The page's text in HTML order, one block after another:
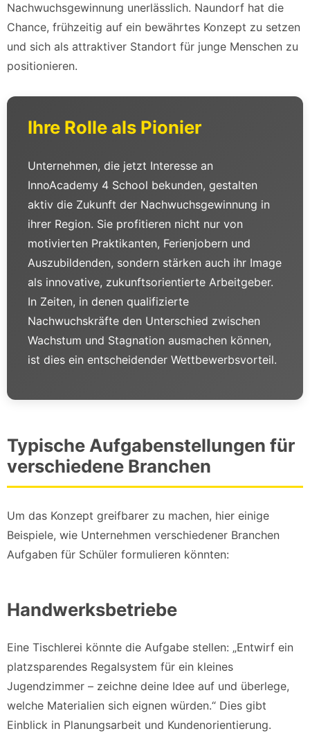
Nachwuchsgewinnung unerlässlich. Naundorf hat die
Chance, frühzeitig auf ein bewährtes Konzept zu setzen
und sich als attraktiver Standort für junge Menschen zu
positionieren.
Ihre Rolle als Pionier
Unternehmen, die jetzt Interesse an
InnoAcademy 4 School bekunden, gestalten
aktiv die Zukunft der Nachwuchsgewinnung in
ihrer Region. Sie profitieren nicht nur von
motivierten Praktikanten, Ferienjobern und
Auszubildenden, sondern stärken auch ihr Image
als innovative, zukunftsorientierte Arbeitgeber.
In Zeiten, in denen qualifizierte
Nachwuchskräfte den Unterschied zwischen
Wachstum und Stagnation ausmachen können,
ist dies ein entscheidender Wettbewerbsvorteil.
Typische Aufgabenstellungen für
verschiedene Branchen
Um das Konzept greifbarer zu machen, hier einige
Beispiele, wie Unternehmen verschiedener Branchen
Aufgaben für Schüler formulieren könnten:
Handwerksbetriebe
Eine Tischlerei könnte die Aufgabe stellen: „Entwirf ein
platzsparendes Regalsystem für ein kleines
Jugendzimmer – zeichne deine Idee auf und überlege,
welche Materialien sich eignen würden.“ Dies gibt
Einblick in Planungsarbeit und Kundenorientierung.